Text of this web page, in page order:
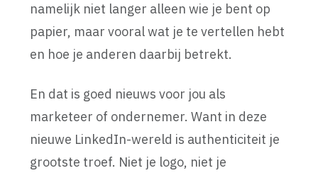
namelijk niet langer alleen wie je bent op
papier, maar vooral wat je te vertellen hebt
en hoe je anderen daarbij betrekt.
En dat is goed nieuws voor jou als
marketeer of ondernemer. Want in deze
nieuwe LinkedIn-wereld is authenticiteit je
grootste troef. Niet je logo, niet je